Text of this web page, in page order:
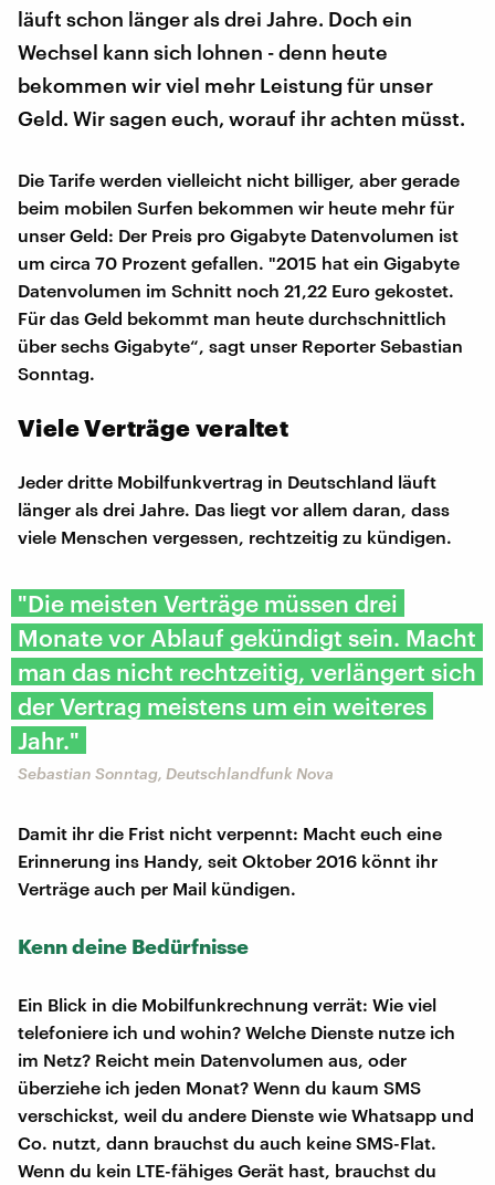
läuft schon länger als drei Jahre. Doch ein
Wechsel kann sich lohnen - denn heute
bekommen wir viel mehr Leistung für unser
Geld. Wir sagen euch, worauf ihr achten müsst.
Die Tarife werden vielleicht nicht billiger, aber gerade
beim mobilen Surfen bekommen wir heute mehr für
unser Geld: Der Preis pro Gigabyte Datenvolumen ist
um circa 70 Prozent gefallen. "2015 hat ein Gigabyte
Datenvolumen im Schnitt noch 21,22 Euro gekostet.
Für das Geld bekommt man heute durchschnittlich
über sechs Gigabyte“, sagt unser Reporter Sebastian
Sonntag.
Viele Verträge veraltet
Jeder dritte Mobilfunkvertrag in Deutschland läuft
länger als drei Jahre. Das liegt vor allem daran, dass
viele Menschen vergessen, rechtzeitig zu kündigen.
"Die meisten Verträge müssen drei
Monate vor Ablauf gekündigt sein. Macht
man das nicht rechtzeitig, verlängert sich
der Vertrag meistens um ein weiteres
Jahr."
Sebastian Sonntag, Deutschlandfunk Nova
Damit ihr die Frist nicht verpennt: Macht euch eine
Erinnerung ins Handy, seit Oktober 2016 könnt ihr
Verträge auch per Mail kündigen.
Kenn deine Bedürfnisse
Ein Blick in die Mobilfunkrechnung verrät: Wie viel
telefoniere ich und wohin? Welche Dienste nutze ich
im Netz? Reicht mein Datenvolumen aus, oder
überziehe ich jeden Monat? Wenn du kaum SMS
verschickst, weil du andere Dienste wie Whatsapp und
Co. nutzt, dann brauchst du auch keine SMS-Flat.
Wenn du kein LTE-fähiges Gerät hast, brauchst du